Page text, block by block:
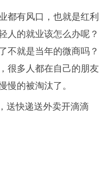
都有风口，也就是红利
人的就业该怎么办呢？
不就是当年的微商吗？
很多人都在自己的朋友
慢的被淘汰了。